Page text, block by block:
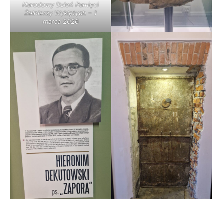
Narodowy Dzień Pamięci
Żołnierzy Wyklętych – 1
marca 2026